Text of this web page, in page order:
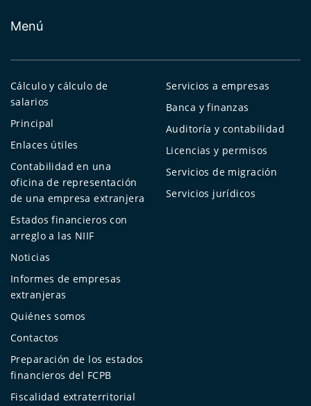
Menú
Cálculo y cálculo de
salarios
Principal
Enlaces útiles
Contabilidad en una
oficina de representación
de una empresa extranjera
Estados financieros con
arreglo a las NIIF
Noticias
Informes de empresas
extranjeras
Quiénes somos
Contactos
Preparación de los estados
financieros del FCPB
Fiscalidad extraterritorial
Servicios a empresas
Banca y finanzas
Auditoría y contabilidad
Licencias y permisos
Servicios de migración
Servicios jurídicos